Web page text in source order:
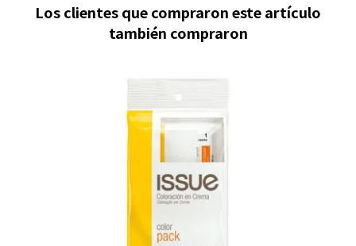
Los clientes que compraron este artículo
también compraron